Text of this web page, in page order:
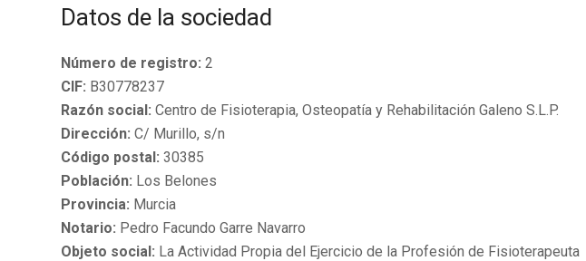
Datos de la sociedad
Número de registro: 2
CIF: B30778237
Razón social: Centro de Fisioterapia, Osteopatía y Rehabilitación Galeno S.L.P.
Dirección: C/ Murillo, s/n
Código postal: 30385
Población: Los Belones
Provincia: Murcia
Notario: Pedro Facundo Garre Navarro
Objeto social: La Actividad Propia del Ejercicio de la Profesión de Fisioterapeuta